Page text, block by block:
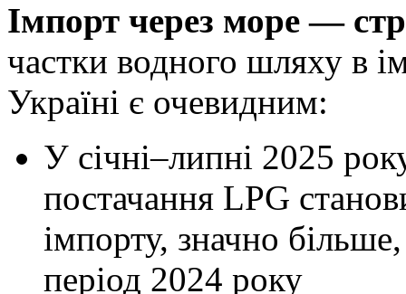
Імпорт через море —
частки водного шляху в
Україні є очевидним:
У січні–липні 2025
постачання LPG
імпорту, значно
період 2024 року